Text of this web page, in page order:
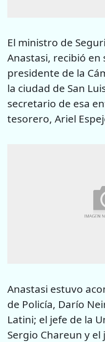
El ministro de
Anastasi, recibió en
presidente de la
la ciudad de San
secretario de esa
tesorero, Ariel
Anastasi estuvo
de Policía, Darío
Latini; el jefe de la
Sergio Chareun y el